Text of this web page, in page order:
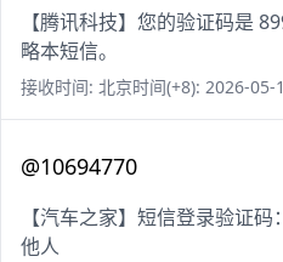
【腾讯科技】您的验证码是
略本短信。
接收时间: 北京时间(+8): 2026-05-
@10694770
【汽车之家】短信登录验证
他人